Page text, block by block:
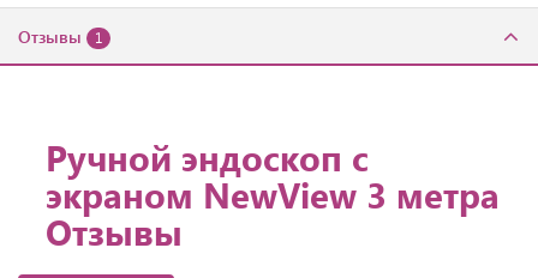
Отзывы 1
Ручной эндоскоп с
экраном NewView 3 метра
Отзывы